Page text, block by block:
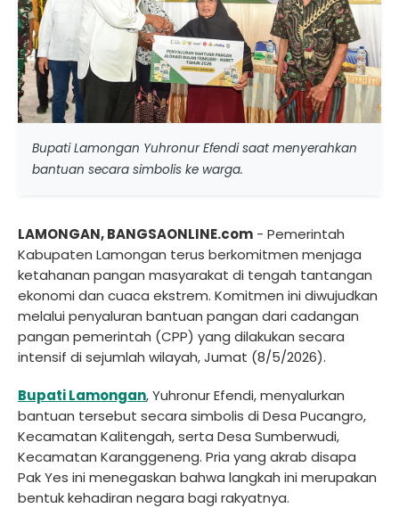
Bupati Lamongan Yuhronur Efendi saat menyerahkan
bantuan secara simbolis ke warga.
LAMONGAN, BANGSAONLINE.com - Pemerintah
Kabupaten Lamongan terus berkomitmen menjaga
ketahanan pangan masyarakat di tengah tantangan
ekonomi dan cuaca ekstrem. Komitmen ini diwujudkan
melalui penyaluran bantuan pangan dari cadangan
pangan pemerintah (CPP) yang dilakukan secara
intensif di sejumlah wilayah, Jumat (8/5/2026).
Bupati Lamongan, Yuhronur Efendi, menyalurkan
bantuan tersebut secara simbolis di Desa Pucangro,
Kecamatan Kalitengah, serta Desa Sumberwudi,
Kecamatan Karanggeneng. Pria yang akrab disapa
Pak Yes ini menegaskan bahwa langkah ini merupakan
bentuk kehadiran negara bagi rakyatnya.